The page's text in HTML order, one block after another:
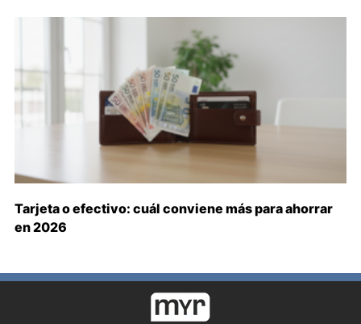
Tarjeta o efectivo: cuál conviene más para ahorrar
en 2026